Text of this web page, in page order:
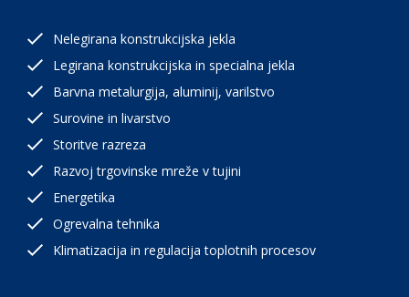
Nelegirana konstrukcijska jekla
Legirana konstrukcijska in specialna jekla
Barvna metalurgija, aluminij, varilstvo
Surovine in livarstvo
Storitve razreza
Razvoj trgovinske mreže v tujini
Energetika
Ogrevalna tehnika
Klimatizacija in regulacija toplotnih procesov